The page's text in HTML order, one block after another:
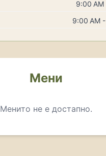
9:00
9:00 AM
Мени
Менито не е достапно.